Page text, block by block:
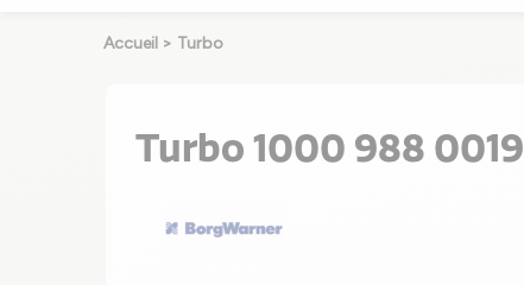
Accueil > Turbo
Turbo 1000 988 0019